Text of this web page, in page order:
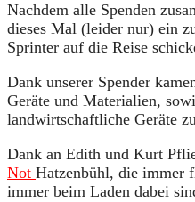
Nachdem alle Spenden
dieses Mal (leider nur) ein
Sprinter auf die Reise
Dank unserer Spender
Geräte und Materialien,
landwirtschaftliche Geräte
Dank an Edith und Kurt
Not Hatzenbühl, die immer
immer beim Laden dabei